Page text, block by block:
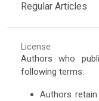
Regular Articles
License
Authors who
following terms:
Authors